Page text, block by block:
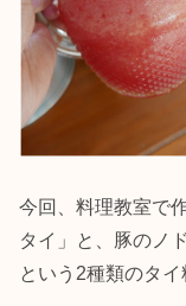
今回、料理教室で
タイ」と、豚のノ
という2種類のタイ